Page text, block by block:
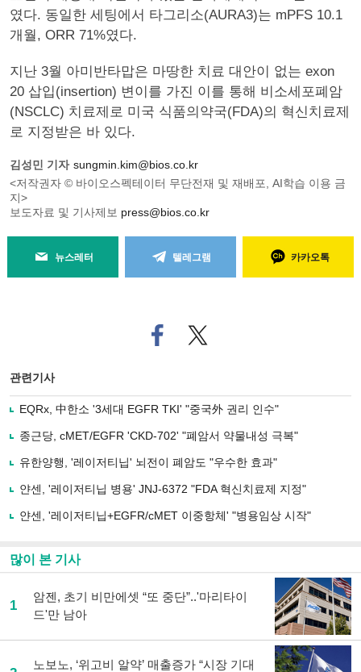
였다. 동일한 세팅에서 타그리소(AURA3)는 mPFS 10.1
개월, ORR 71%였다.
지난 3월 아미반타맙은 마땅한 치료 대안이 없는 exon
20 삽입(insertion) 변이를 가진 이를 통해 비소세포폐암
(NSCLC) 치료제로 미국 식품의약국(FDA)의 혁신치료제
로 지정받은 바 있다.
김성민 기자 sungmin.kim@bios.co.kr
<저작권자 © 바이오스펙테이터 무단전재 및 재배포, AI학습 이용 금
지>
보도자료 및 기사제보 press@bios.co.kr
뉴스레터 텔레그램 카카오톡
페
이
로
사
유
기
트위
터로
관련기사
EQRx, 中한소 '3세대 EGFR TKI' "중국外 권리 인수"
종근당, cMET/EGFR 'CKD-702' "폐암서 약물내성 극복"
유한양행, '레이저티닙' 뇌전이 폐암도 "우수한 효과"
얀센, '레이저티닙 병용' JNJ-6372 "FDA 혁신치료제 지정"
얀센, '레이저티닙+EGFR/cMET 이중항체' "병용임상 시작"
많이 본 기사
1
암젠, 초기 비만에셋 “또 중단”..'마리타이
드'만 남아
노보노, ‘위고비 알약’ 매출증가 “시장 기대